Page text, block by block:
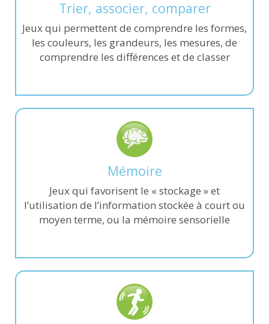
Trier, associer, comparer
Jeux qui permettent de comprendre les formes,
les couleurs, les grandeurs, les mesures, de
comprendre les différences et de classer
Mémoire
Jeux qui favorisent le « stockage » et
l’utilisation de l’information stockée à court ou
moyen terme, ou la mémoire sensorielle